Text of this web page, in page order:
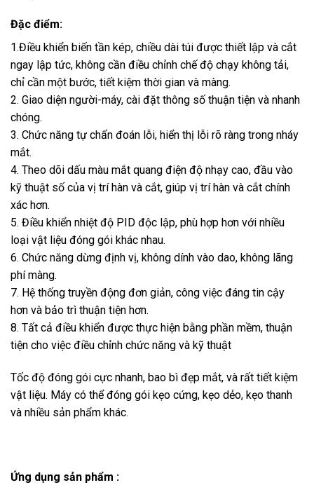
Đặc điểm:
1.Điều khiển biến tần kép, chiều dài túi được thiết lập và cắt
ngay lập tức, không cần điều chỉnh chế độ chạy không tải,
chỉ cần một bước, tiết kiệm thời gian và màng.
2. Giao diện người-máy, cài đặt thông số thuận tiện và nhanh
chóng.
3. Chức năng tự chẩn đoán lỗi, hiển thị lỗi rõ ràng trong nháy
mắt.
4. Theo dõi dấu màu mắt quang điện độ nhạy cao, đầu vào
kỹ thuật số của vị trí hàn và cắt, giúp vị trí hàn và cắt chính
xác hơn.
5. Điều khiển nhiệt độ PID độc lập, phù hợp hơn với nhiều
loại vật liệu đóng gói khác nhau.
6. Chức năng dừng định vị, không dính vào dao, không lãng
phí màng.
7. Hệ thống truyền động đơn giản, công việc đáng tin cậy
hơn và bảo trì thuận tiện hơn.
8. Tất cả điều khiển được thực hiện bằng phần mềm, thuận
tiện cho việc điều chỉnh chức năng và kỹ thuật
Tốc độ đóng gói cực nhanh, bao bì đẹp mắt, và rất tiết kiệm
vật liệu. Máy có thể đóng gói kẹo cứng, kẹo dẻo, kẹo thanh
và nhiều sản phẩm khác.
Ứng dụng sản phẩm :